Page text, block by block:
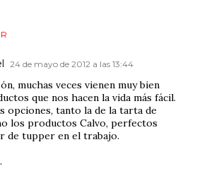
24 de mayo de 2012 a las 13:44
muchas veces vienen muy bien
que nos hacen la vida más fácil.
opciones, tanto la de la tarta de
los productos Calvo, perfectos
de tupper en el trabajo.